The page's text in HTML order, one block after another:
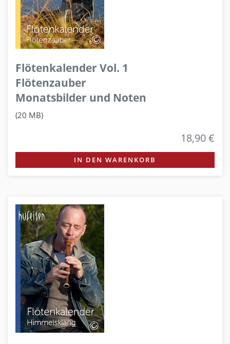
Flötenkalender Vol. 1
Flötenzauber
Monatsbilder und Noten
(20 MB)
18,90 €
IN DEN WARENKORB